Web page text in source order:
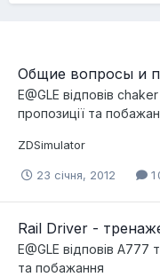
Общие вопросы и
E@GLE відповів chaker
пропозиції та
ZDSimulator
23 січня, 2012 1
Rail Driver -
E@GLE відповів A777
та побажання